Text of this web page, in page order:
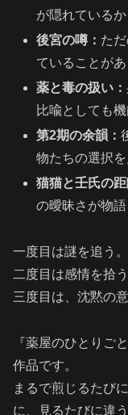
が隠れているか
後宮の噂： た
ていることがあ
薬と毒の扱い：
比喩としても
第2期の余韻：
物たちの選択
猫猫と壬氏の
の曖昧さが物
一度目は謎を追う。
二度目は感情を拾う
三度目は、沈黙の
『薬屋のひとりご
作品です。
まるで煎じるたび
に、見るたびに違